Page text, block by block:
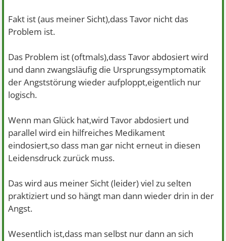
Fakt ist (aus meiner Sicht),dass Tavor nicht das
Problem ist.
Das Problem ist (oftmals),dass Tavor abdosiert wird
und dann zwangsläufig die Ursprungssymptomatik
der Angststörung wieder aufploppt,eigentlich nur
logisch.
Wenn man Glück hat,wird Tavor abdosiert und
parallel wird ein hilfreiches Medikament
eindosiert,so dass man gar nicht erneut in diesen
Leidensdruck zurück muss.
Das wird aus meiner Sicht (leider) viel zu selten
praktiziert und so hängt man dann wieder drin in der
Angst.
Wesentlich ist,dass man selbst nur dann an sich